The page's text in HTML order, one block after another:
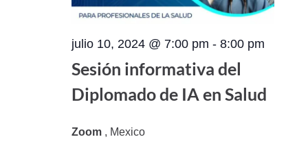
julio 10, 2024 @ 7:00 pm - 8:00 pm
Sesión informativa del
Diplomado de IA en Salud
Zoom , Mexico